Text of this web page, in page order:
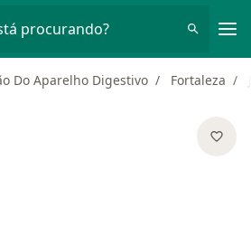
procurando?
Do Aparelho Digestivo Fortaleza